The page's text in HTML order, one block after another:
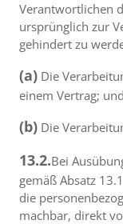
Verantwortlichen
ursprünglich zur
gehindert zu
(a) Die
einem Vertrag; und
(b) Die
13.2.Bei
gemäß Absatz
die
machbar, direkt